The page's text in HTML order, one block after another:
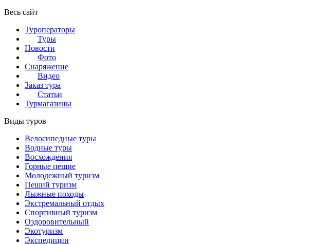
Весь сайт
Туроператоры
Туры
Новости
Фото
Снаряжение
Видео
Заказ тура
Статьи
Турмагазины
Виды туров
Велосипедные туры
Водные туры
Восхождения
Горные пешие
Молодежный туризм
Пеший туризм
Лыжные походы
Экстремальный отдых
Спортивный туризм
Оздоровительный
Экотуризм
Экспедиции